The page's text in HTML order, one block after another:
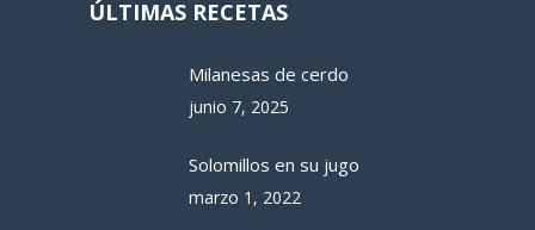
ÚLTIMAS RECETAS
Milanesas de cerdo
junio 7, 2025
Solomillos en su jugo
marzo 1, 2022